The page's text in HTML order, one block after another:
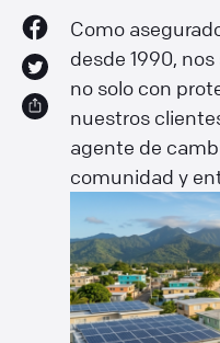
Como
desde 1990,
no solo con
nuestros
agente de
comunidad y